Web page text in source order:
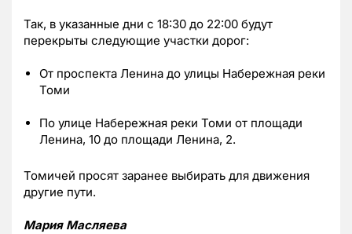
Так, в указанные дни с 18:30 до 22:00 будут
перекрыты следующие участки дорог:
От проспекта Ленина до улицы Набережная реки
Томи
По улице Набережная реки Томи от площади
Ленина, 10 до площади Ленина, 2.
Томичей просят заранее выбирать для движения
другие пути.
Мария Масляева